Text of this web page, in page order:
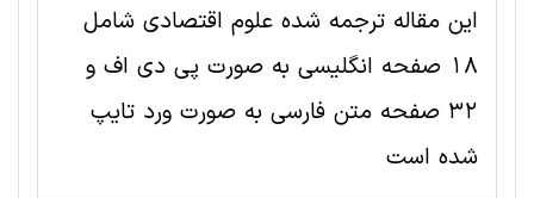
این مقاله ترجمه شده علوم اقتصادی شامل
18 صفحه انگلیسی به صورت پی دی اف و
32 صفحه متن فارسی به صورت ورد تایپ
شده است